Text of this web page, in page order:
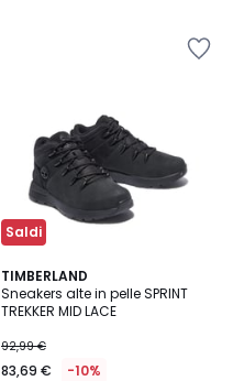
Saldi
TIMBERLAND
Sneakers alte in pelle SPRINT
TREKKER MID LACE
92,99 €
83,69 € -10%
5
/
5